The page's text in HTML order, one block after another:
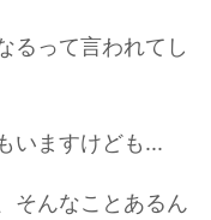
るって言われてし
いますけども...
そんなことあるん